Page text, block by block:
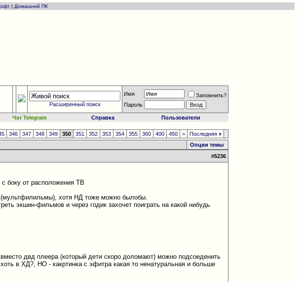
| Домашний ПК
Расширенный поиск
Имя
Запомнить?
Пароль
Чат Telegram Справка Пользователи
346 347 348 349 350 351 352 353 354 355 360 400 450 > Последняя»
Опции темы
#5236
боку от расположения ТВ
хотя НД тоже можно былобы.
экшин-фильмов и через годик захочет поиграть на какой нибудь
двд плеера (который дети скоро доломают) можно подсоеденить
в ХД?, НО - какртинка с эфитра какая то ненатуральная и больше